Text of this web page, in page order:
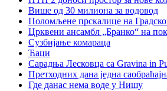
Више од 30 милиона за водовод
Поломљене прскалице на
Црквени ансамбл „Бранко“ на
Сузбијање комараца
Ћаци
Сарадња Лесковца са Gravina in
Претходних дана једна
Где данас нема воде у Нишу